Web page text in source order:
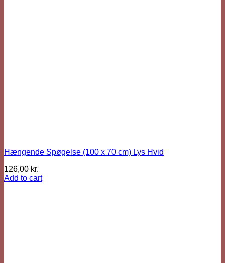
Hængende Spøgelse (100 x 70 cm) Lys Hvid
126,00 kr.
Add to cart